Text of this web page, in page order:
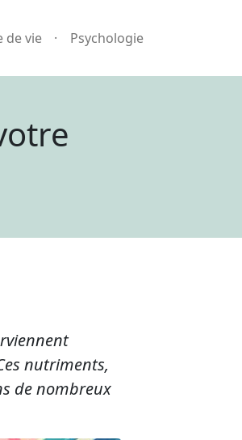
de vie Psychologie
nutriments,
de nombreux